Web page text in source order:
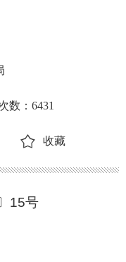
数： 6431
收藏
15号